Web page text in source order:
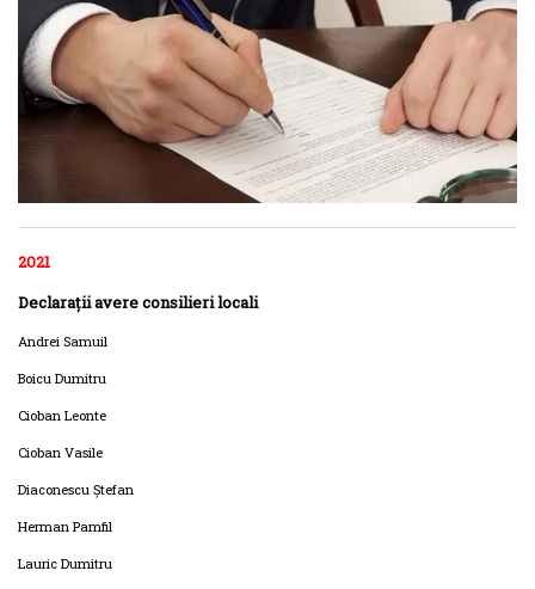
2021
Declarații avere consilieri locali
Andrei Samuil
Boicu Dumitru
Cioban Leonte
Cioban Vasile
Diaconescu Ștefan
Herman Pamfil
Lauric Dumitru